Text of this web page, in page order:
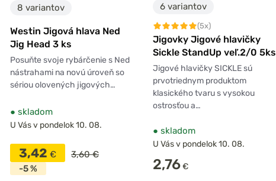
8 variantov
Westin Jigová hlava Ned
Jig Head 3 ks
Posuňte svoje rybárčenie s Ned
nástrahami na novú úroveň so
sériou olovených jigových…
● skladom
U Vás v pondelok 10. 08.
3,42 €
3,60 €
-5 %
6 variantov
(5x)
Jigovky Jigové hlavičky
Sickle StandUp veľ.2/0 5ks
Jigové hlavičky SICKLE sú
prvotriednym produktom
klasického tvaru s vysokou
ostrosťou a…
● skladom
U Vás v pondelok 10. 08.
2,76€